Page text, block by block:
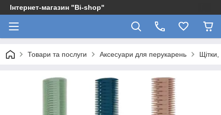
Інтернет-магазин "Bi-shop"
Товари та послуги Аксесуари для перукарень Щітки,